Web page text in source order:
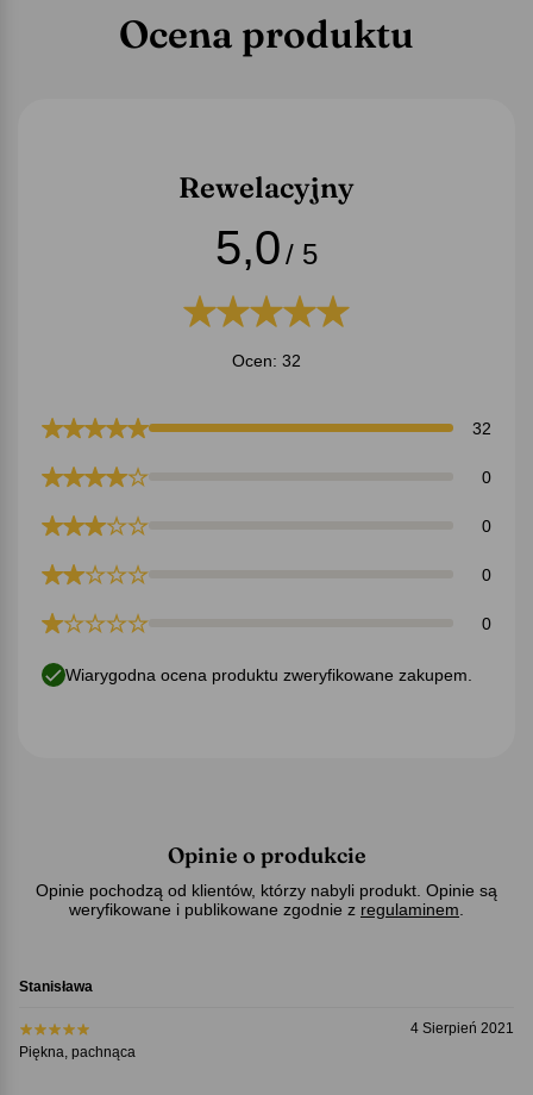
Ocena produktu
Rewelacyjny
5,0/ 5
Ocen: 32
32
0
0
0
0
Wiarygodna ocena produktu zweryfikowane zakupem.
Opinie o produkcie
Opinie pochodzą od klientów, którzy nabyli produkt. Opinie są
weryfikowane i publikowane zgodnie z regulaminem
Stanisława
4 Sierpień 2021
Piękna, pachnąca